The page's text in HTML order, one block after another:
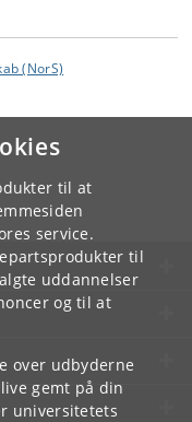
til at
service.
til
uddannelser
og til at
over udbyderne
gemt på din
universitetets
(NorS)